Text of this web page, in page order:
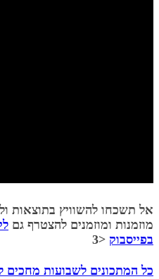
אל תשכחו להשוויץ בתוצאות
מוזמנות ומוזמנים להצטרף גם
בפייסבוק <3
כל המתכונים לשבועות